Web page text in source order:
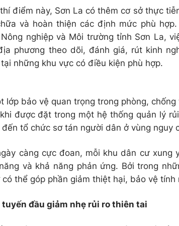
điểm này, Sơn La có thêm cơ sở thực
và hoàn thiện các định mức phù
nghiệp và Môi trường tỉnh Sơn La,
phương theo dõi, đánh giá, rút kinh
những khu vực có điều kiện phù hợp.
lớp bảo vệ quan trọng trong phòng,
được đặt trong một hệ thống quản lý
tổ chức sơ tán người dân ở vùng nguy
càng cực đoan, mỗi khu dân cư xung
và khả năng phản ứng. Bởi trong
thể góp phần giảm thiệt hại, bảo vệ
tuyến đầu giảm nhẹ rủi ro thiên tai